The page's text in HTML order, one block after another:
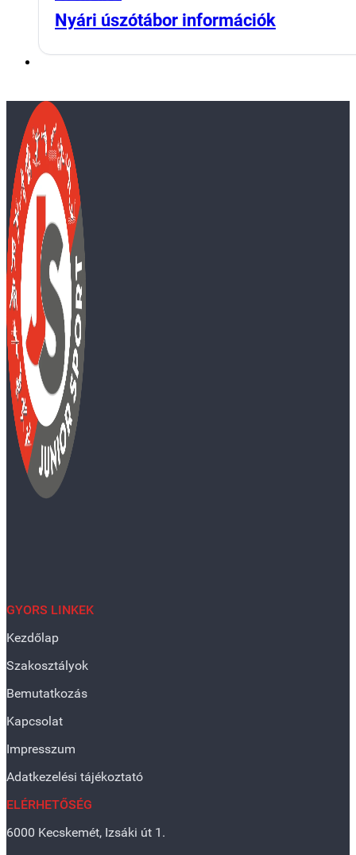
Nyári úszótábor információk
GYORS LINKEK
Kezdőlap
Szakosztályok
Bemutatkozás
Kapcsolat
Impresszum
Adatkezelési tájékoztató
ELÉRHETŐSÉG
6000 Kecskemét, Izsáki út 1.